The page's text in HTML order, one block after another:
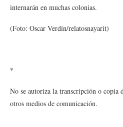
internarán en muchas colonias.
(Foto: Oscar Verdín/relatosnayarit)
*
No se autoriza la transcripción o copia
otros medios de comunicación.